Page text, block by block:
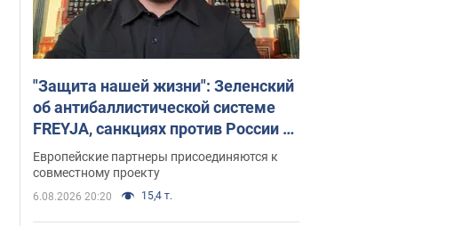
"Защита нашей жизни": Зеленский
об антибаллистической системе
FREYJA, санкциях против России и
поддержке аграриев. Видео
Европейские партнеры присоединяются к
совместному проекту
6.08.2026 20:20 15,4 т.